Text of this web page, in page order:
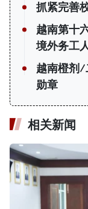
抓紧完善
越南第十
境外务工
越南橙剂/
勋章
相关新闻